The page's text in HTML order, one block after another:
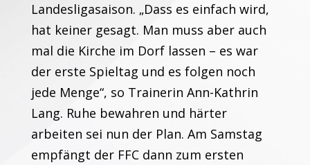
Landesligasaison. „Dass es einfach wird,
hat keiner gesagt. Man muss aber auch
mal die Kirche im Dorf lassen – es war
der erste Spieltag und es folgen noch
jede Menge“, so Trainerin Ann-Kathrin
Lang. Ruhe bewahren und härter
arbeiten sei nun der Plan. Am Samstag
empfängt der FFC dann zum ersten